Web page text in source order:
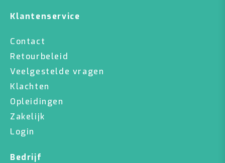
Klantenservice
Contact
Retourbeleid
Veelgestelde vragen
Klachten
Opleidingen
Zakelijk
Login
Bedrijf